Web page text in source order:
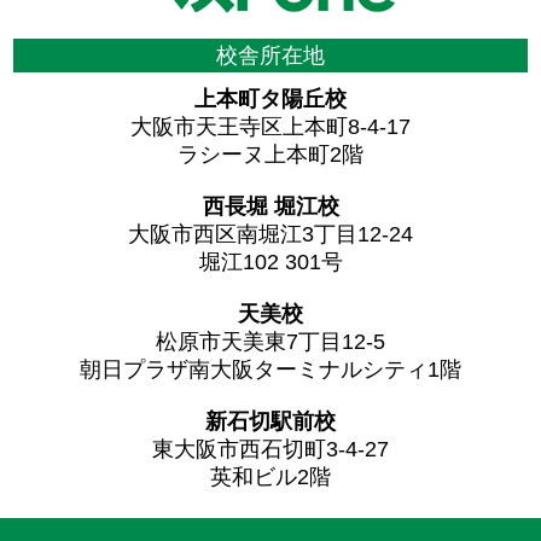
校舎所在地
上本町タ陽丘校
大阪市天王寺区上本町8-4-17
ラシーヌ上本町2階
西長堀 堀江校
大阪市西区南堀江3丁目12-24
堀江102 301号
天美校
松原市天美東7丁目12-5
朝日プラザ南大阪ターミナルシティ1階
新石切駅前校
東大阪市西石切町3-4-27
英和ビル2階